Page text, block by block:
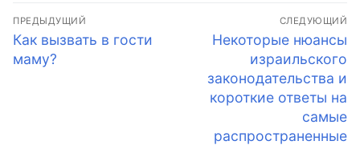
Навигация
по
записям
ПРЕДЫДУЩИЙ
Предыдущая
запись:
Как вызвать в гости
маму?
СЛЕДУЮЩИЙ
Следующая
запись:
Некоторые нюансы
израильского
законодательства и
короткие ответы на
самые
распространенные